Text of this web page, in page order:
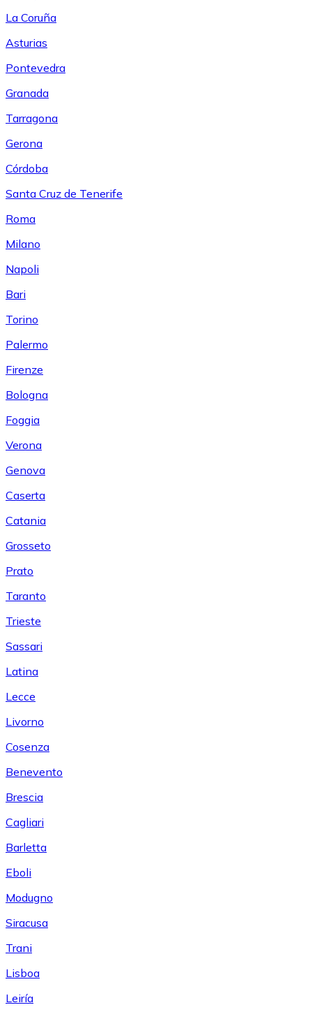
La Coruña
Asturias
Pontevedra
Granada
Tarragona
Gerona
Córdoba
Santa Cruz de Tenerife
Roma
Milano
Napoli
Bari
Torino
Palermo
Firenze
Bologna
Foggia
Verona
Genova
Caserta
Catania
Grosseto
Prato
Taranto
Trieste
Sassari
Latina
Lecce
Livorno
Cosenza
Benevento
Brescia
Cagliari
Barletta
Eboli
Modugno
Siracusa
Trani
Lisboa
Leiría